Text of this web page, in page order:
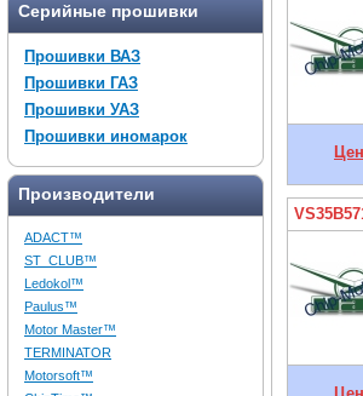
Серийные прошивки
Прошивки ВАЗ
Прошивки ГАЗ
Прошивки УАЗ
Прошивки иномарок
Производители
ADACT™
ST_CLUB™
Ledokol™
Paulus™
Motor Master™
TERMINATOR
Motorsoft™